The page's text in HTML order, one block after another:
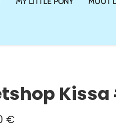
Kissa
hinta
€